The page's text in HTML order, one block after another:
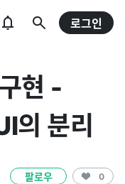
로그인
현 -
의 분리
팔로우 0